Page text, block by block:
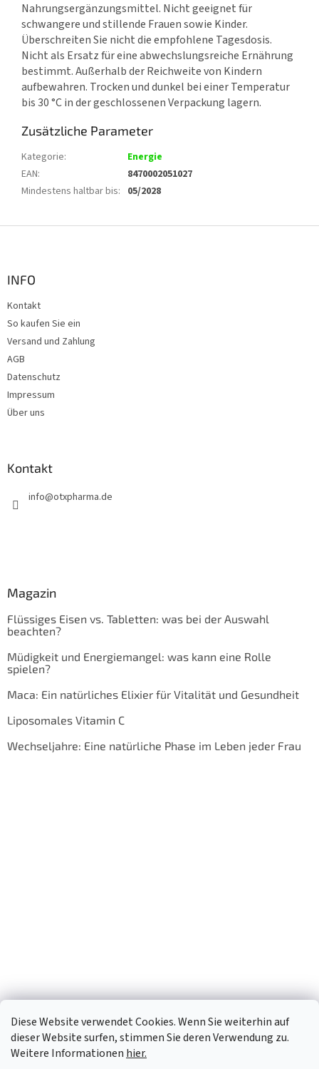
Diese Website verwendet Cookies. Wenn Sie weiterhin auf
dieser Website surfen, stimmen Sie deren Verwendung zu.
Weitere Informationen hier.
Nahrungsergänzungsmittel. Nicht geeignet für
schwangere und stillende Frauen sowie Kinder.
Überschreiten Sie nicht die empfohlene Tagesdosis.
Nicht als Ersatz für eine abwechslungsreiche Ernährung
bestimmt. Außerhalb der Reichweite von Kindern
aufbewahren. Trocken und dunkel bei einer Temperatur
bis 30 °C in der geschlossenen Verpackung lagern.
Zusätzliche Parameter
Kategorie:
Energie
EAN:
8470002051027
Mindestens haltbar bis: 05/2028
INFO
Kontakt
So kaufen Sie ein
Versand und Zahlung
AGB
Datenschutz
Impressum
Über uns
Kontakt
info@otxpharma.de
Magazin
Flüssiges Eisen vs. Tabletten: was bei der Auswahl
beachten?
Müdigkeit und Energiemangel: was kann eine Rolle
spielen?
Maca: Ein natürliches Elixier für Vitalität und Gesundheit
Liposomales Vitamin C
Wechseljahre: Eine natürliche Phase im Leben jeder Frau